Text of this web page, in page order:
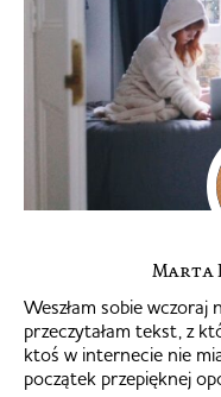
Marta
Weszłam sobie wczoraj
przeczytałam tekst, z
ktoś w internecie nie
początek przepięknej